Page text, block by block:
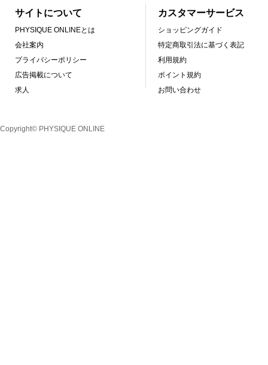
サイトについて
PHYSIQUE ONLINEとは
会社案内
プライバシーポリシー
広告掲載について
求人
カスタマーサービス
ショッピングガイド
特定商取引法に基づく表記
利用規約
ポイント規約
お問い合わせ
Copyright© PHYSIQUE ONLINE